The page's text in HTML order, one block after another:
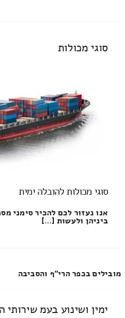
סוגי מכולות
סוגי מכולות להובלה ימית
אנו נעזור לכם להכיר סימני
ביניהן ולעשות […]
מובילים בכפר הרי"ף והסביבה
ימין ושינוע בעמ שירותי